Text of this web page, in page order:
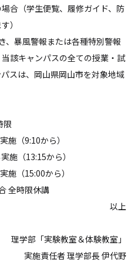
合（学生便覧、履修ガイド、防
）
、暴風警報または各種特別警報
該キャンパスの全ての授業・試
スは、岡山県岡山市を対象地域
限
施（9:10から）
施（13:15から）
施（15:00から）
全時限休講
以上
理学部「実験教室＆体験教室」
実施責任者 理学部長 伊代野